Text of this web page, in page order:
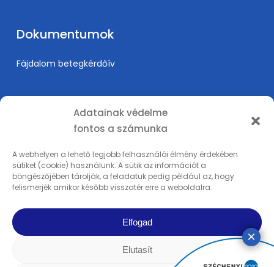
Adatainak védelme
fontos a számunka
A webhelyen a lehető legjobb felhasználói élmény érdekében
sütiket (cookie) használunk. A sütik az információt a
böngészőjében tárolják, a feladatuk pedig például az, hogy
felismerjék amikor később visszatér erre a weboldalra.
Elfogad
Elutasít
Dokumentumok
Fájdalom betegkérdőív
Információk
Karrier
Orvosképzés
Adatkezelési tájékoztató
© 2025 PSI Fájdalomklinika - REMP-MED Kft. | Minden tartalom szerzői jog